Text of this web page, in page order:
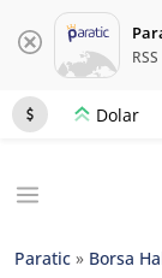
Dolar
Paratic » Borsa